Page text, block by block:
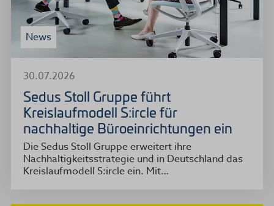
News
30.07.2026
Sedus Stoll Gruppe führt
Kreislaufmodell S:ircle für
nachhaltige Büroeinrichtungen ein
Die Sedus Stoll Gruppe erweitert ihre
Nachhaltigkeitsstrategie und in Deutschland das
Kreislaufmodell S:ircle ein. Mit…